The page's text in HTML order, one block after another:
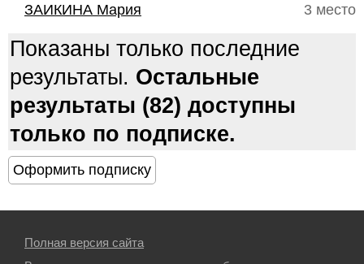
3 место
ЗАИКИНА Мария
Показаны только последние
результаты. Остальные
результаты (82) доступны
только по подписке.
Полная версия сайта